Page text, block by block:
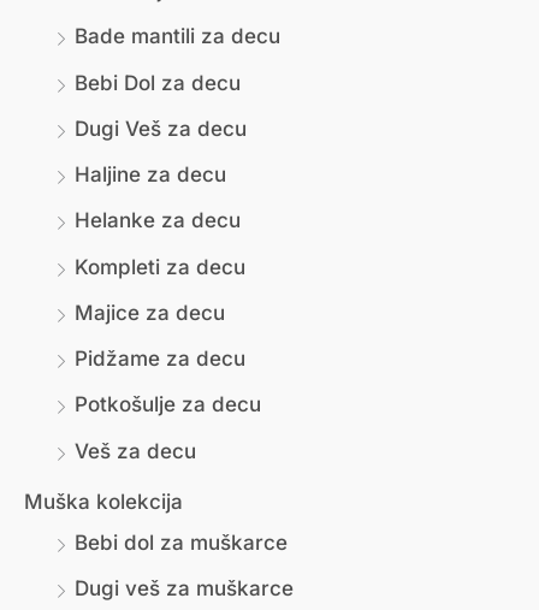
Bade mantili za decu
Bebi Dol za decu
Dugi Veš za decu
Haljine za decu
Helanke za decu
Kompleti za decu
Majice za decu
Pidžame za decu
Potkošulje za decu
Veš za decu
Muška kolekcija
Bebi dol za muškarce
Dugi veš za muškarce